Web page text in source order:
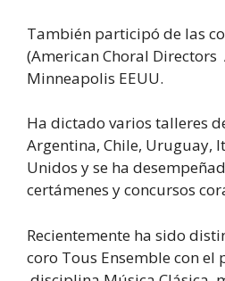
También participó de las
(American Choral Directors
Minneapolis EEUU.
Ha dictado varios talleres
Argentina, Chile, Uruguay,
Unidos y se ha
certámenes y concursos
Recientemente ha sido
coro Tous Ensemble con el